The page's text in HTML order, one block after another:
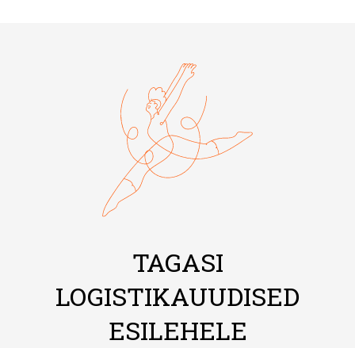
TAGASI
LOGISTIKAUUDISED
ESILEHELE